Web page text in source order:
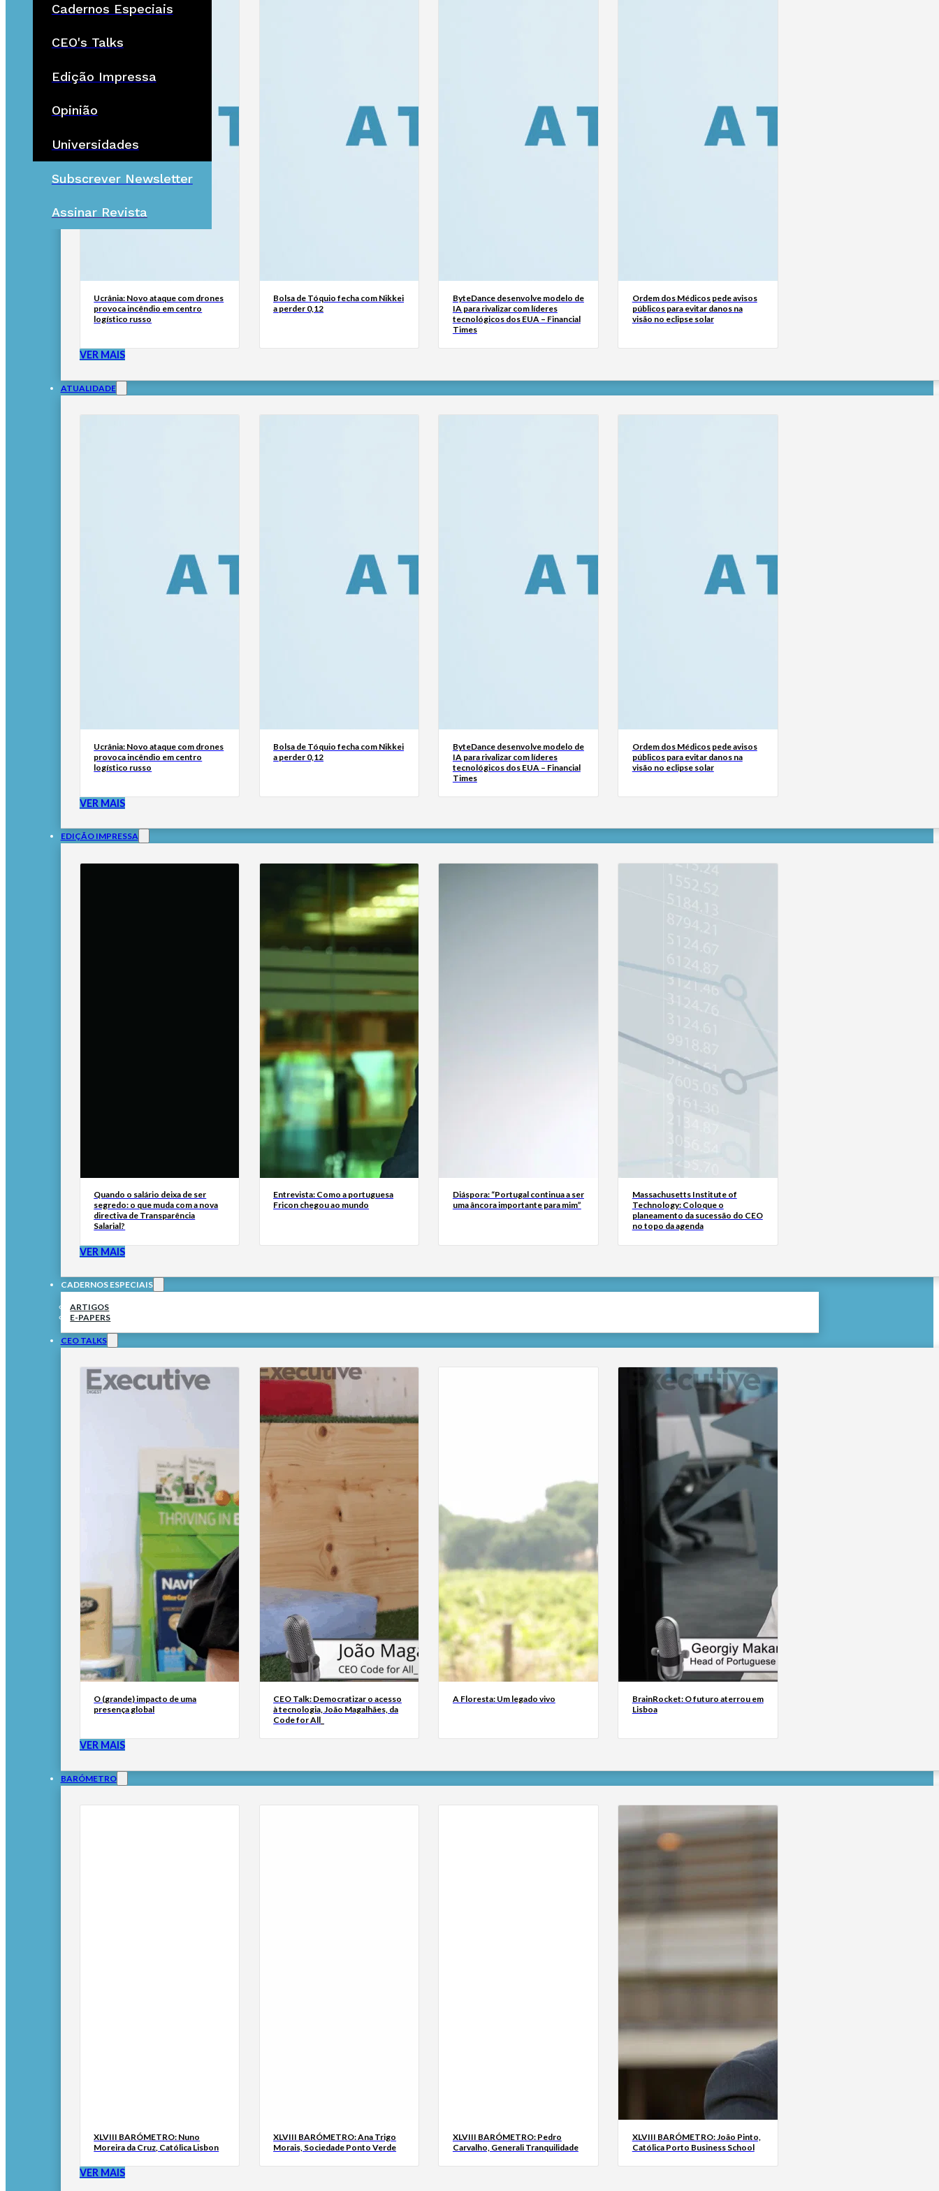
Cadernos Especiais
CEO's Talks
Edição Impressa
Opinião
Universidades
Subscrever Newsletter
Assinar Revista
Ucrânia: Novo ataque com drones
provoca incêndio em centro
logístico russo
Bolsa de Tóquio fecha com Nikkei
a perder 0,12
ByteDance desenvolve modelo de
IA para rivalizar com líderes
tecnológicos dos EUA – Financial
Times
Ordem dos Médicos pede avisos
públicos para evitar danos na
visão no eclipse solar
VER MAIS
ATUALIDADE
Ucrânia: Novo ataque com drones
provoca incêndio em centro
logístico russo
Bolsa de Tóquio fecha com Nikkei
a perder 0,12
ByteDance desenvolve modelo de
IA para rivalizar com líderes
tecnológicos dos EUA – Financial
Times
Ordem dos Médicos pede avisos
públicos para evitar danos na
visão no eclipse solar
VER MAIS
EDIÇÃO IMPRESSA
Quando o salário deixa de ser
segredo: o que muda com a nova
directiva de Transparência
Salarial?
Entrevista: Como a portuguesa
Fricon chegou ao mundo
Diáspora: “Portugal continua a ser
uma âncora importante para mim”
Massachusetts Institute of
Technology: Coloque o
planeamento da sucessão do CEO
no topo da agenda
VER MAIS
CADERNOS ESPECIAIS
ARTIGOS
E-PAPERS
CEO TALKS
O (grande) impacto de uma
presença global
CEO Talk: Democratizar o acesso
à tecnologia, João Magalhães, da
Code for All_
A Floresta: Um legado vivo
BrainRocket: O futuro aterrou em
Lisboa
VER MAIS
BARÓMETRO
XLVIII BARÓMETRO: Nuno
Moreira da Cruz, Católica Lisbon
XLVIII BARÓMETRO: Ana Trigo
Morais, Sociedade Ponto Verde
XLVIII BARÓMETRO: Pedro
Carvalho, Generali Tranquilidade
XLVIII BARÓMETRO: João Pinto,
Católica Porto Business School
VER MAIS